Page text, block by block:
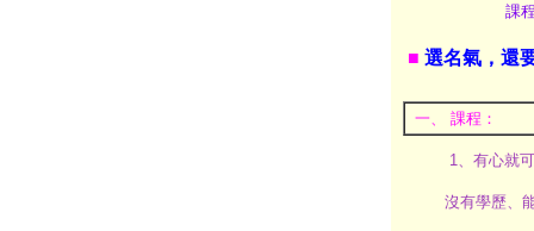
課
■ 選名氣，還
一、 課程：
1、有心就
沒有學歷、